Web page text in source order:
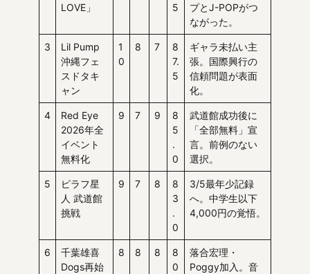
LOVE」
5
プとJ-POPがつ
ながった。
3
Lil Pump
沖縄フェ
スドタキ
ャン
1
0
8 7
8
7.
5
ギャラ未払い主
張。国際興行の
信頼問題が表面
化。
4
Red Eye
2026年全
イベント
無料化
9 7 9
8
5
.
0
武道館成功後に
「全部無料」宣
言。前例のない
選択。
5
ピラフ星
人 武道館
挑戦
9 7 8
8
3
.
0
3/5最年少記録
へ。中学生以下
4,000円の覚悟。
6
千葉雄喜
Dogs再始
8 8 8
8
0
落合宏理・
Poggy加入。音